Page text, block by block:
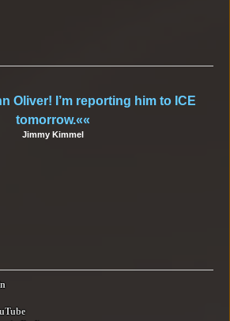
Oliver! I’m reporting him to ICE
tomorrow.««
Jimmy Kimmel